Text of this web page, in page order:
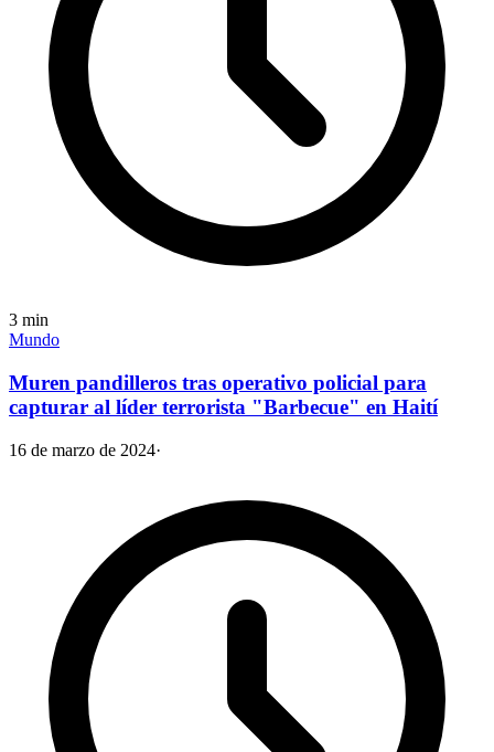
3 min
Mundo
Muren pandilleros tras operativo policial para
capturar al líder terrorista "Barbecue" en Haití
16 de marzo de 2024·